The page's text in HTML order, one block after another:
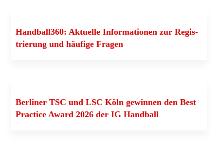
Handball360: Aktu­el­le Infor­ma­tio­nen zur Regis­
trie­rung und häu­fi­ge Fragen
Ber­li­ner TSC und LSC Köln gewin­nen den Best
Prac­ti­ce Award 2026 der IG Handball